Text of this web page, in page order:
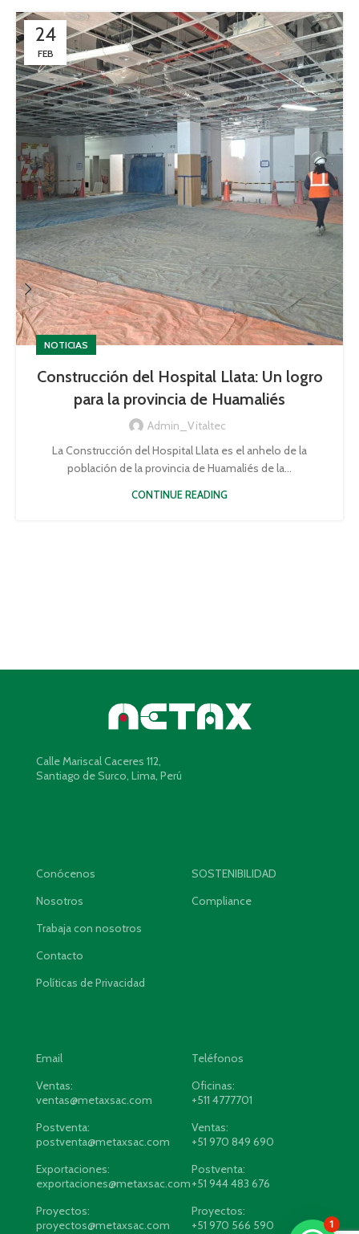
24
FEB
NOTICIAS
Construcción del Hospital Llata: Un logro
para la provincia de Huamaliés
Admin_Vitaltec
La Construcción del Hospital Llata es el anhelo de la
población de la provincia de Huamaliés de la...
CONTINUE READING
Calle Mariscal Caceres 112,
Santiago de Surco, Lima, Perú
Conócenos
Nosotros
Trabaja con nosotros
Contacto
Políticas de Privacidad
SOSTENIBILIDAD
Compliance
Email
Ventas:
ventas@metaxsac.com
Postventa:
postventa@metaxsac.com
Exportaciones:
exportaciones@metaxsac.com
Proyectos:
proyectos@metaxsac.com
Teléfonos
Oficinas:
+511 4777701
Ventas:
+51 970 849 690
Postventa:
+51 944 483 676
Proyectos:
+51 970 566 590
1